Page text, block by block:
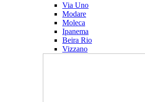
Via Uno
Modare
Moleca
Ipanema
Beira Rio
Vizzano